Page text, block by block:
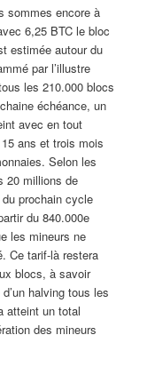
sommes encore à
6,25 BTC le bloc
estimée autour du
par l’illustre
les 210.000 blocs
échéance, un
avec en tout
ans et trois mois
Selon les
20 millions de
prochain cycle
du 840.000e
les mineurs ne
Ce tarif-là restera
blocs, à savoir
halving tous les
atteint un total
des mineurs